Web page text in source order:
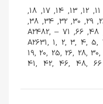
1, 2, 3, 4, 5, 7, 8, 11, 12, 13, 14, 17, 18,
19, 20, 21, 25, 26, 28, 29, 30, 32, 34, 38,
39, 40, 41, 42, 46, 48, 66, 71 – A2482,
A2631, 1, 2, 3, 4, 5,
19, 20, 25, 26, 28,
41, 42, 46, 48, 66